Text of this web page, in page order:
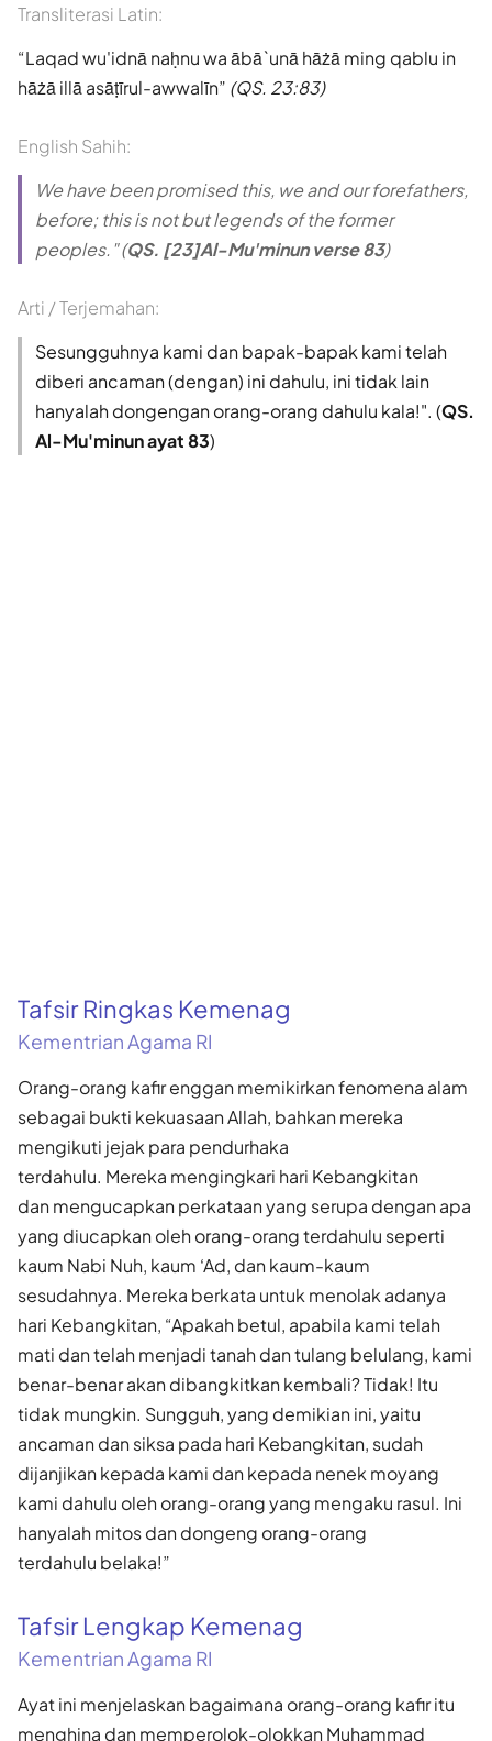
Transliterasi Latin:
Laqad wu'idnā naḥnu wa ābā`unā hāżā ming qablu in
hāżā illā asāṭīrul-awwalīn (QS. 23:83)
English Sahih:
We have been promised this, we and our forefathers,
before; this is not but legends of the former
peoples." (QS. [23]Al-Mu'minun verse 83)
Arti / Terjemahan:
Sesungguhnya kami dan bapak-bapak kami telah
diberi ancaman (dengan) ini dahulu, ini tidak lain
hanyalah dongengan orang-orang dahulu kala!". (QS.
Al-Mu'minun ayat 83)
Tafsir Ringkas Kemenag
Kementrian Agama RI
Orang-orang kafir enggan memikirkan fenomena alam
sebagai bukti kekuasaan Allah, bahkan mereka
mengikuti jejak para pendurhaka
terdahulu. Mereka mengingkari hari Kebangkitan
dan mengucapkan perkataan yang serupa dengan apa
yang diucapkan oleh orang-orang terdahulu seperti
kaum Nabi Nuh, kaum ‘Ad, dan kaum-kaum
sesudahnya. Mereka berkata untuk menolak adanya
hari Kebangkitan, “Apakah betul, apabila kami telah
mati dan telah menjadi tanah dan tulang belulang, kami
benar-benar akan dibangkitkan kembali? Tidak! Itu
tidak mungkin. Sungguh, yang demikian ini, yaitu
ancaman dan siksa pada hari Kebangkitan, sudah
dijanjikan kepada kami dan kepada nenek moyang
kami dahulu oleh orang-orang yang mengaku rasul. Ini
hanyalah mitos dan dongeng orang-orang
terdahulu belaka!”
Tafsir Lengkap Kemenag
Kementrian Agama RI
Ayat ini menjelaskan bagaimana orang-orang kafir itu
menghina dan memperolok-olokkan Muhammad